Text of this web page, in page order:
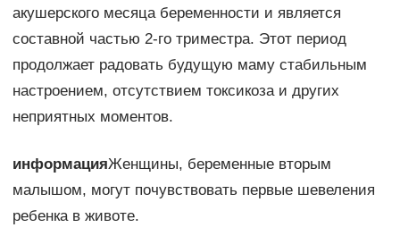
акушерского месяца беременности и является
составной частью 2-го триместра. Этот период
продолжает радовать будущую маму стабильным
настроением, отсутствием токсикоза и других
неприятных моментов.
информацияЖенщины, беременные вторым
малышом, могут почувствовать первые шевеления
ребенка в животе.